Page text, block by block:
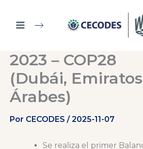
contenido
2023 – COP28
(Dubái, Emiratos
Árabes)
Por CECODES /2025-11-07
Se realiza el primer